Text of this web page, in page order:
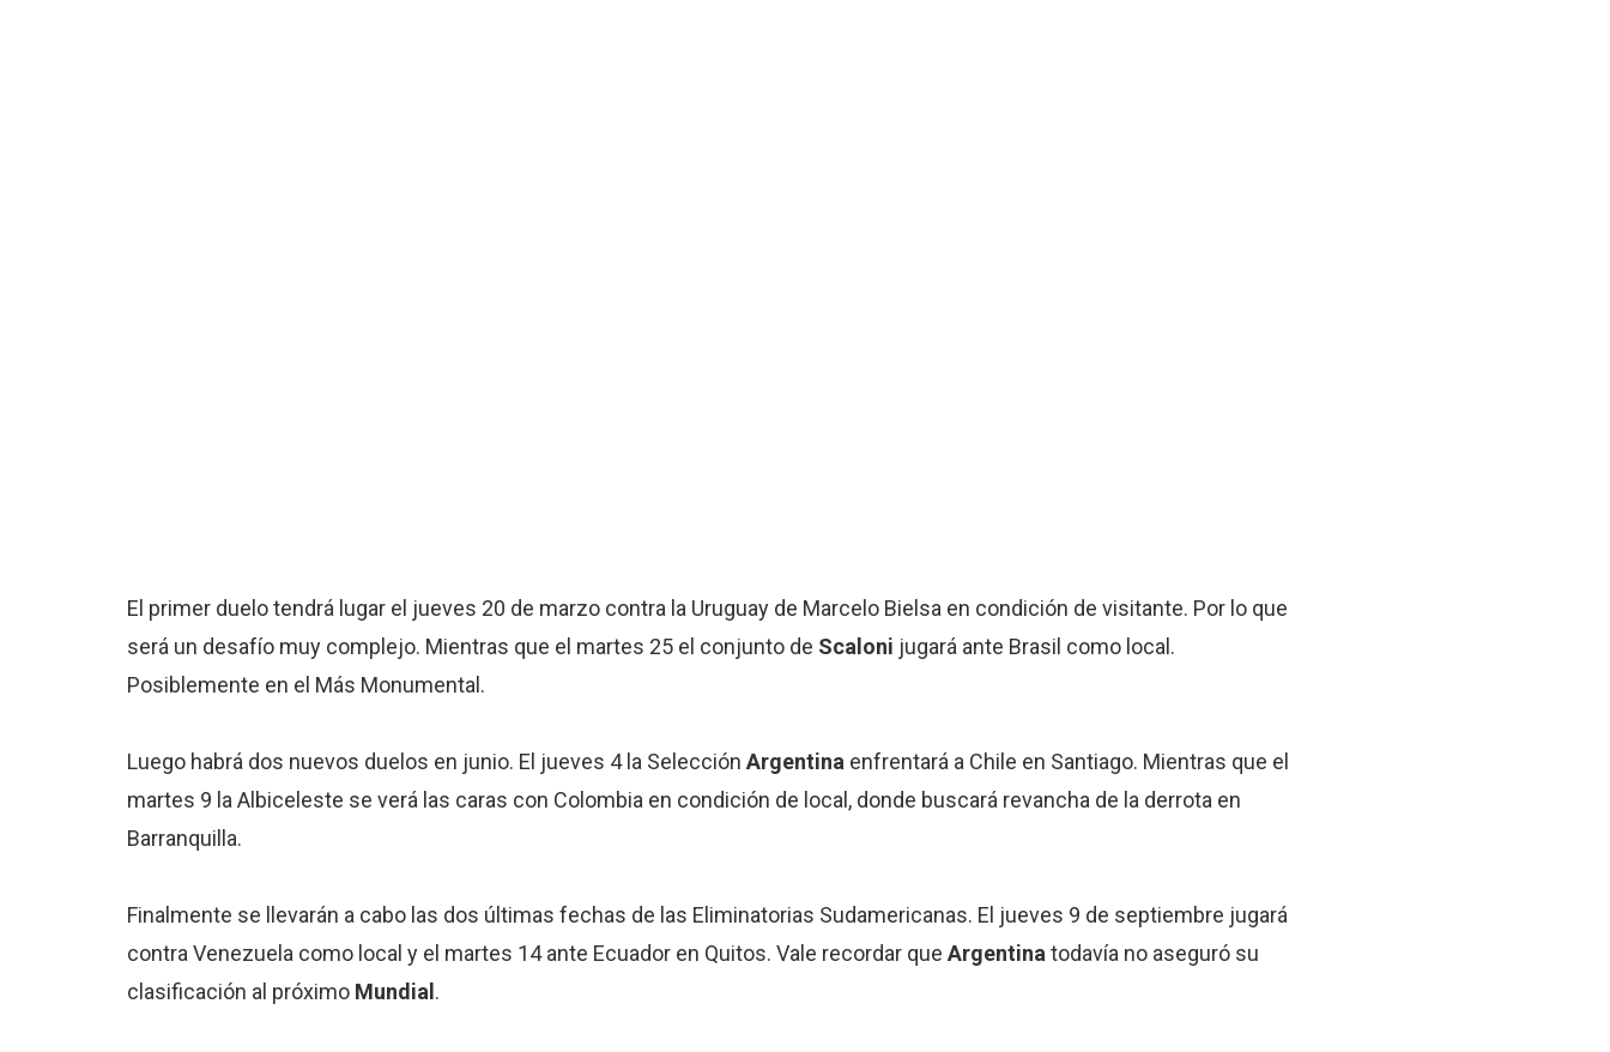
El primer duelo tendrá lugar el jueves 20 de marzo contra la Uruguay de Marcelo Bielsa en condición de visitante. Por lo que
será un desafío muy complejo. Mientras que el martes 25 el conjunto de Scaloni jugará ante Brasil como local.
Posiblemente en el Más Monumental.
Luego habrá dos nuevos duelos en junio. El jueves 4 la Selección Argentina enfrentará a Chile en Santiago. Mientras que el
martes 9 la Albiceleste se verá las caras con Colombia en condición de local, donde buscará revancha de la derrota en
Barranquilla.
Finalmente se llevarán a cabo las dos últimas fechas de las Eliminatorias Sudamericanas. El jueves 9 de septiembre jugará
contra Venezuela como local y el martes 14 ante Ecuador en Quitos. Vale recordar que Argentina todavía no aseguró su
clasificación al próximoMundial.